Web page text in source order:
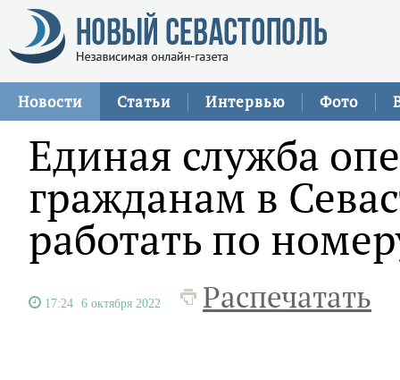
Новости Статьи Интервью Фото
Единая служба
гражданам в
работать по
17:24 6 октября 2022 Распечатать